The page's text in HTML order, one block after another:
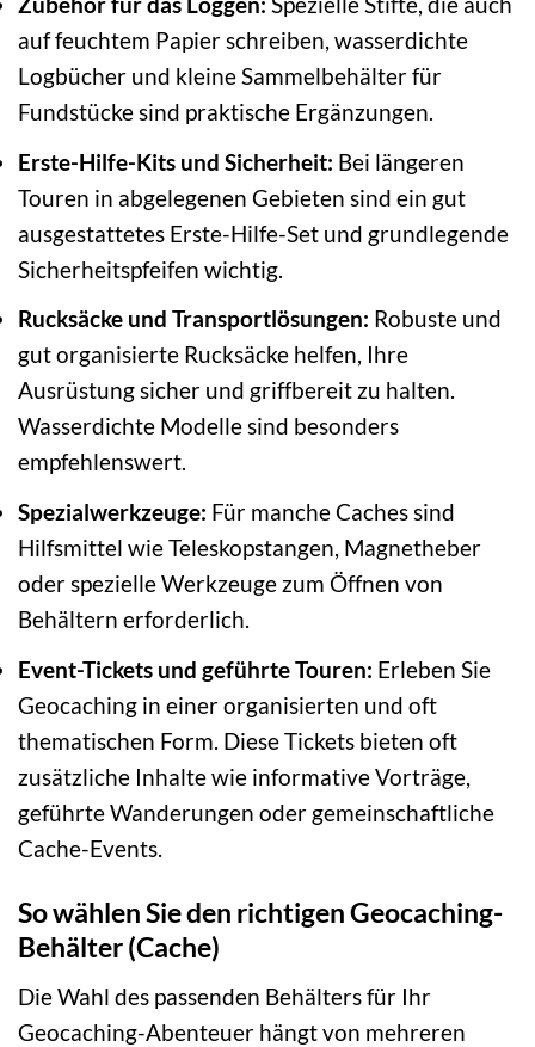
auf feuchtem Papier schreiben, wasserdichte
Logbücher und kleine Sammelbehälter für
Fundstücke sind praktische Ergänzungen.
Erste-Hilfe-Kits und Sicherheit: Bei längeren
Touren in abgelegenen Gebieten sind ein gut
ausgestattetes Erste-Hilfe-Set und grundlegende
Sicherheitspfeifen wichtig.
Rucksäcke und Transportlösungen: Robuste und
gut organisierte Rucksäcke helfen, Ihre
Ausrüstung sicher und griffbereit zu halten.
Wasserdichte Modelle sind besonders
empfehlenswert.
Spezialwerkzeuge: Für manche Caches sind
Hilfsmittel wie Teleskopstangen, Magnetheber
oder spezielle Werkzeuge zum Öffnen von
Behältern erforderlich.
Event-Tickets und geführte Touren: Erleben Sie
Geocaching in einer organisierten und oft
thematischen Form. Diese Tickets bieten oft
zusätzliche Inhalte wie informative Vorträge,
geführte Wanderungen oder gemeinschaftliche
Cache-Events.
So wählen Sie den richtigen Geocaching-
Behälter (Cache)
Die Wahl des passenden Behälters für Ihr
Geocaching-Abenteuer hängt von mehreren